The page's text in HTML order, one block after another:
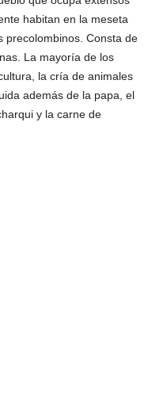
habitan en la meseta
precolombinos. Consta de
La mayoría de los
la cría de animales
además de la papa, el
y la carne de